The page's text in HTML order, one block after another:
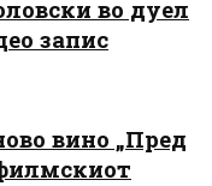
во дуел
запис
вино „Пред